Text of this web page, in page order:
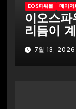
EOS파워볼 메이저
이오스
리듬이
긴다
7월 13, 2026